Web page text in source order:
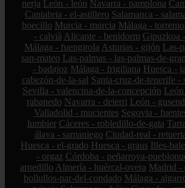
nerja León - león Navarra - pamplona
Cantabria - el-astillero Salamanca -
boecillo Murcia - murcia Málaga -
- calvià Alicante - benidorm Gipuzkoa
Málaga - fuengirola Asturias - gijón Las-
san-mateo Las-palmas - las-palmas-de-
- badajoz Málaga - frigiliana Huesca -
cabezón-de-la-sal Santa-cruz-de-tenerife -
Sevilla - valencina-de-la-concepción
rabanedo Navarra - deierri León -
Valladolid - mucientes Segovia -
lumbier Cáceres - robledillo-de-gata
álava - samaniego Ciudad-real -
Huesca - el-grado Huesca - graus Illes-
- orgaz Córdoba - peñarroya-
arnedillo Almería - huércal-overa Madrid -
bollullos-par-del-condado Málaga -